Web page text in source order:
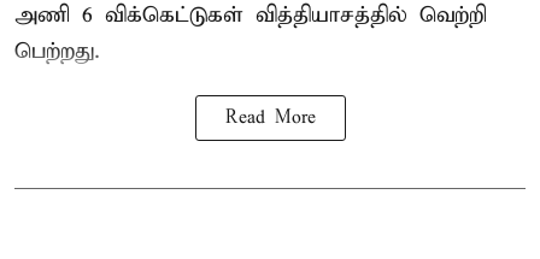
அணி 6 விக்கெட்டுகள் வித்தியாசத்தில் வெற்றி
பெற்றது.
Read More